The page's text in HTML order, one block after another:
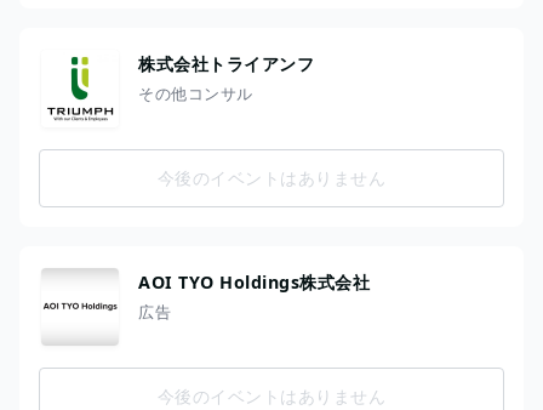
株式会社トライアンフ
その他コンサル
今後のイベントはありません
AOI TYO Holdings株式会社
広告
今後のイベントはありません